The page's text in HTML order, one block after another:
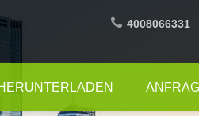
4008066331